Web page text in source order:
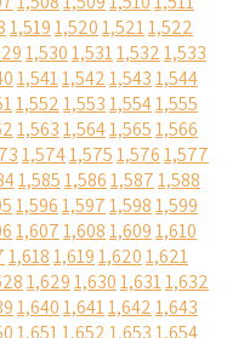
1,5191,5201,5211,522
1,5301,5311,5321,533
1,5411,5421,5431,544
1,5521,5531,5541,555
1,5631,5641,5651,566
1,5741,5751,5761,577
1,5851,5861,5871,588
1,5961,5971,5981,599
1,6071,6081,6091,610
1,6181,6191,6201,621
1,6291,6301,6311,632
1,6401,6411,6421,643